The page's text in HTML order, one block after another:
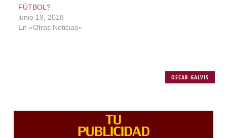
FÚTBOL?
junio 19, 2018
En «Otras Noticias»
OSCAR GALVIS